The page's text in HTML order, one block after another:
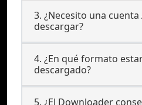
3. ¿Necesito una
descargar?
4. ¿En qué formato
descargado?
5. ¿El Downloader